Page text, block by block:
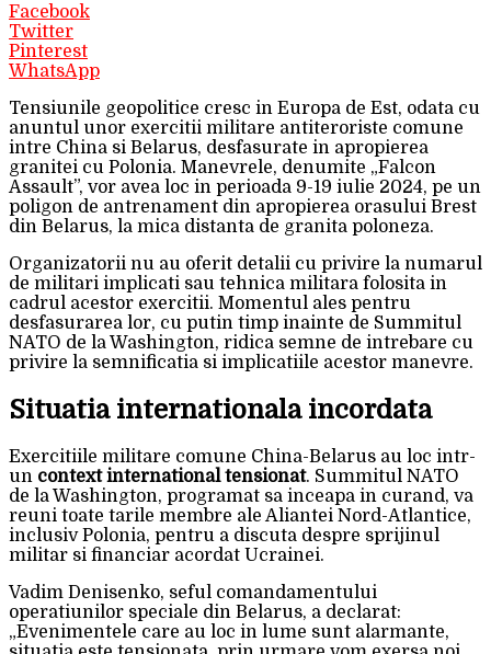
Facebook
Twitter
Pinterest
WhatsApp
Tensiunile geopolitice cresc in Europa de Est, odata cu
anuntul unor exercitii militare antiteroriste comune
intre China si Belarus, desfasurate in apropierea
granitei cu Polonia. Manevrele, denumite „Falcon
Assault”, vor avea loc in perioada 9-19 iulie 2024, pe un
poligon de antrenament din apropierea orasului Brest
din Belarus, la mica distanta de granita poloneza.
Organizatorii nu au oferit detalii cu privire la numarul
de militari implicati sau tehnica militara folosita in
cadrul acestor exercitii. Momentul ales pentru
desfasurarea lor, cu putin timp inainte de Summitul
NATO de la Washington, ridica semne de intrebare cu
privire la semnificatia si implicatiile acestor manevre.
Situatia internationala incordata
Exercitiile militare comune China-Belarus au loc intr-
un context international tensionat. Summitul NATO
de la Washington, programat sa inceapa in curand, va
reuni toate tarile membre ale Aliantei Nord-Atlantice,
inclusiv Polonia, pentru a discuta despre sprijinul
militar si financiar acordat Ucrainei.
Vadim Denisenko, seful comandamentului
operatiunilor speciale din Belarus, a declarat:
„Evenimentele care au loc in lume sunt alarmante,